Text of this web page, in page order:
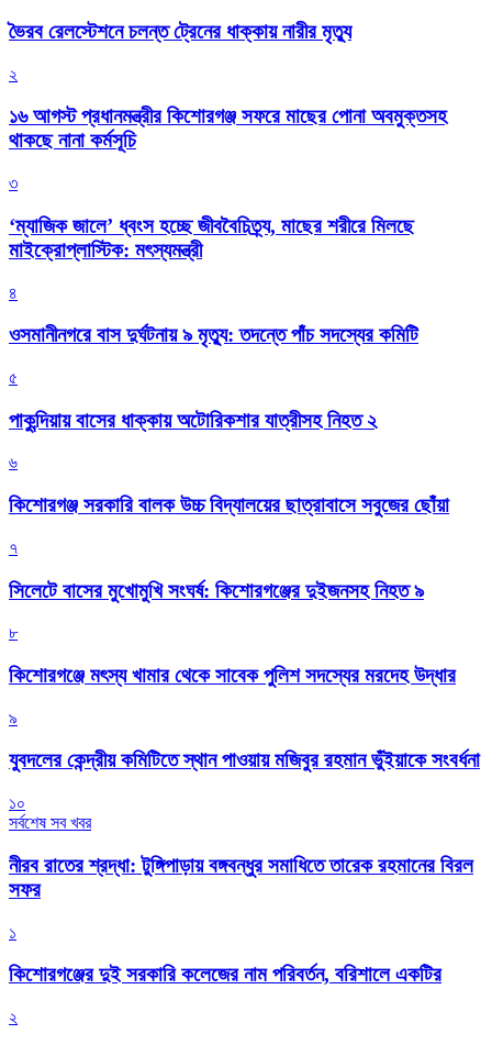
ভৈরব রেলস্টেশনে চলন্ত ট্রেনের ধাক্কায় নারীর মৃত্যু
২
১৬ আগস্ট প্রধানমন্ত্রীর কিশোরগঞ্জ সফরে মাছের পোনা অবমুক্তসহ
থাকছে নানা কর্মসূচি
৩
‘ম্যাজিক জালে’ ধ্বংস হচ্ছে জীববৈচিত্র্য, মাছের শরীরে মিলছে
মাইক্রোপ্লাস্টিক: মৎস্যমন্ত্রী
৪
ওসমানীনগরে বাস দুর্ঘটনায় ৯ মৃত্যু: তদন্তে পাঁচ সদস্যের কমিটি
৫
পাকুন্দিয়ায় বাসের ধাক্কায় অটোরিকশার যাত্রীসহ নিহত ২
৬
কিশোরগঞ্জ সরকারি বালক উচ্চ বিদ্যালয়ের ছাত্রাবাসে সবুজের ছোঁয়া
৭
সিলেটে বাসের মুখোমুখি সংঘর্ষ: কিশোরগঞ্জের দুইজনসহ নিহত ৯
৮
কিশোরগঞ্জে মৎস্য খামার থেকে সাবেক পুলিশ সদস্যের মরদেহ উদ্ধার
৯
যুবদলের কেন্দ্রীয় কমিটিতে স্থান পাওয়ায় মজিবুর রহমান ভুঁইয়াকে সংবর্ধনা
১০
সর্বশেষ সব খবর
নীরব রাতের শ্রদ্ধা: টুঙ্গিপাড়ায় বঙ্গবন্ধুর সমাধিতে তারেক রহমানের বিরল
সফর
১
কিশোরগঞ্জের দুই সরকারি কলেজের নাম পরিবর্তন, বরিশালে একটির
২